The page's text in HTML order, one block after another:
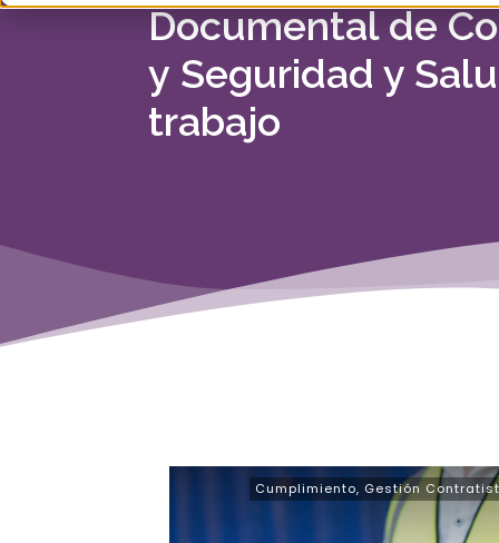
Documental de
y Seguridad y
trabajo
Cumplimiento, Gestión